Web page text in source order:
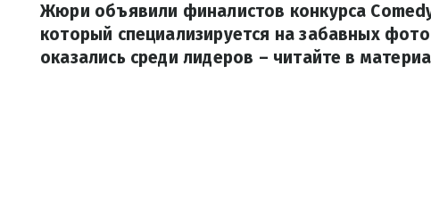
Жюри объявили финалистов конкурса
который специализируется на забавных
оказались среди лидеров – читайте в